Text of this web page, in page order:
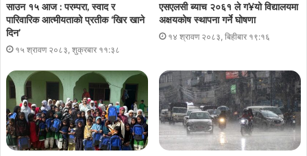
साउन १५ आज : परम्परा, स्वाद र
पारिवारिक आत्मीयताको प्रतीक ‘खिर खाने
दिन’
१५ श्रावण २०८३, शुक्रबार ११:३८
एसएलसी ब्याच २०६१ ले ग¥यो विद्यालयमा
अक्षयकोष स्थापना गर्ने घोषणा
१४ श्रावण २०८३, बिहीबार १९:१६